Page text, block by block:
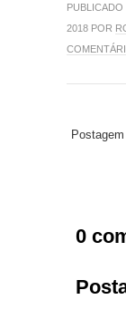
PUBLICADO
2018 POR
0